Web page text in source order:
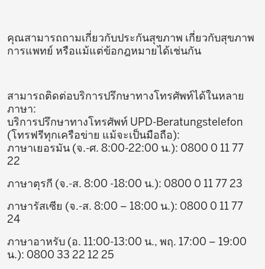
คุณสามารถถามเกี่ยวกับประกันสุขภาพ เกี่ยวกับสุขภาพ
การแพทย์ หรือแม้แต่ข้อกฎหมายได้เช่นกัน
สามารถติดต่อบริการปรึกษาทางโทรศัพท์ได้ในหลาย
ภาษา:
บริการปรึกษาทางโทรศัพท์ UPD-Beratungstelefon
(โทรฟรีทุกเครือข่าย แม้จะเป็นมือถือ):
ภาษาเยอรมัน (จ.-ศ. 8:00-22:00 น.): 0800 0 11 77
22
ภาษาตุรกี (จ.-ส. 8:00 -18:00 น.): 0800 0 11 77 23
ภาษารัสเซีย (จ.-ส. 8:00 – 18:00 น.): 0800 0 11 77
24
ภาษาอาหรับ (อ. 11:00-13:00 น., พฤ. 17:00 – 19:00
น.): 0800 33 22 12 25